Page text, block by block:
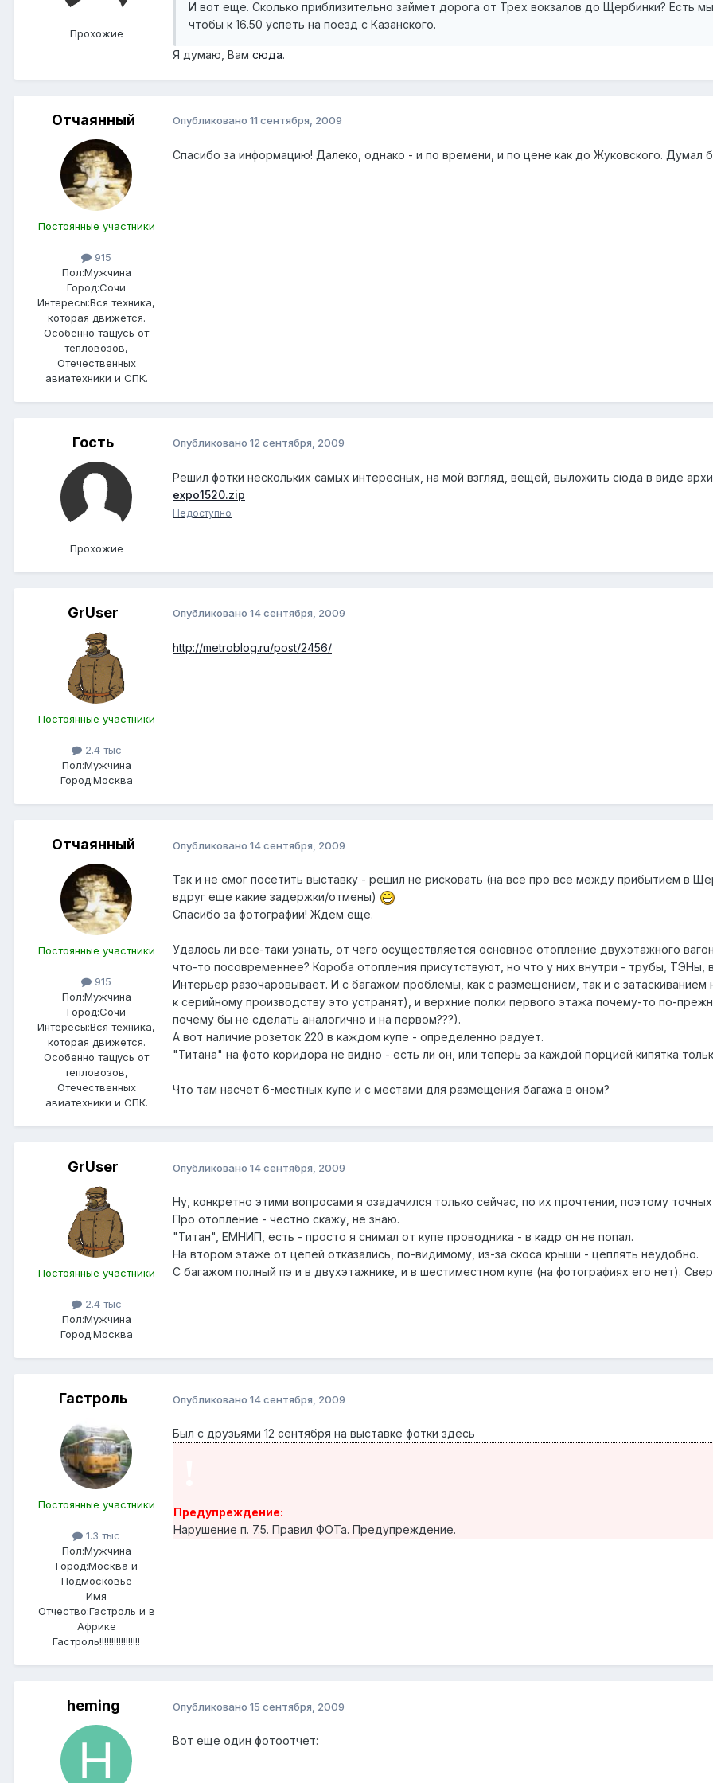
Прохожие
И вот еще. Сколько приблизительно займет дорога от Трех вокзалов до Щербинки? Есть
чтобы к 16.50 успеть на поезд с Казанского.
Я думаю, Вам сюда.
Отчаянный
Постоянные участники
915
Пол:Мужчина
Город:Сочи
Интересы:Вся техника,
которая движется.
Особенно тащусь от
тепловозов,
Отечественных
авиатехники и СПК.
Опубликовано 11 сентября, 2009
Cпасибо за информацию! Далеко, однако - и по времени, и по цене как до Жуковского. Думал
Гость
Прохожие
Опубликовано 12 сентября, 2009
Решил фотки нескольких самых интересных, на мой взгляд, вещей, выложить сюда в виде
expo1520.zip
Недоступно
GrUser
Постоянные участники
2.4 тыс
Пол:Мужчина
Город:Москва
Опубликовано 14 сентября, 2009
http://metroblog.ru/post/2456/
Отчаянный
Постоянные участники
915
Пол:Мужчина
Город:Сочи
Интересы:Вся техника,
которая движется.
Особенно тащусь от
тепловозов,
Отечественных
авиатехники и СПК.
Опубликовано 14 сентября, 2009
Так и не смог посетить выставку - решил не рисковать (на все про все между прибытием в
вдруг еще какие задержки/отмены)
Спасибо за фотографии! Ждем еще.
Удалось ли все-таки узнать, от чего осуществляется основное отопление двухэтажного
что-то посовременнее? Короба отопления присутствуют, но что у них внутри - трубы, ТЭНы,
Интерьер разочаровывает. И с багажом проблемы, как с размещением, так и с
к серийному производству это устранят), и верхние полки первого этажа почему-то по-
почему бы не сделать аналогично и на первом???).
А вот наличие розеток 220 в каждом купе - определенно радует.
"Титана" на фото коридора не видно - есть ли он, или теперь за каждой порцией кипятка
Что там насчет 6-местных купе и с местами для размещения багажа в оном?
GrUser
Постоянные участники
2.4 тыс
Пол:Мужчина
Город:Москва
Опубликовано 14 сентября, 2009
Ну, конкретно этими вопросами я озадачился только сейчас, по их прочтении, поэтому
Про отопление - честно скажу, не знаю.
"Титан", ЕМНИП, есть - просто я снимал от купе проводника - в кадр он не попал.
На втором этаже от цепей отказались, по-видимому, из-за скоса крыши - цеплять неудобно.
С багажом полный пэ и в двухэтажнике, и в шестиместном купе (на фотографиях его нет).
Гастроль
Постоянные участники
1.3 тыс
Пол:Мужчина
Город:Москва и
Подмосковье
Имя
Отчество:Гастроль и в
Африке
Гастроль!!!!!!!!!!!!!!!!!
Опубликовано 14 сентября, 2009
Был с друзьями 12 сентября на выставке фотки здесь
Предупреждение:
Нарушение п. 7.5. Правил ФОТа. Предупреждение.
heming Опубликовано 15 сентября, 2009
Вот еще один фотоотчет: